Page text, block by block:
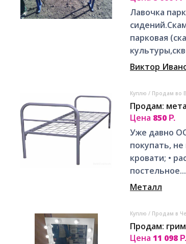
Лавочка
парковая
Виктор
Куплю / Продам во
Продам:
Цена 850 Р.
Уже давно
покупать,
кровати; •
постельное...
Металл
Куплю / Продам в
Продам:
Цена 11 098 Р.